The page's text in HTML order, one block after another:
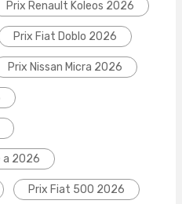
Prix Renault Koleos 2026
Prix Fiat Doblo 2026
Prix Nissan Micra 2026
a 2026
Prix Fiat 500 2026